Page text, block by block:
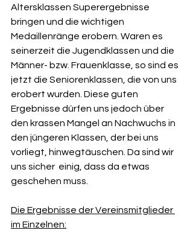
Altersklassen Superergebnisse
bringen und die wichtigen
Medaillenränge erobern. Waren es
seinerzeit die Jugendklassen und die
Männer- bzw. Frauenklasse, so sind es
jetzt die Seniorenklassen, die von uns
erobert wurden. Diese guten
Ergebnisse dürfen uns jedoch über
den krassen Mangel an Nachwuchs in
den jüngeren Klassen, der bei uns
vorliegt, hinwegtäuschen. Da sind wir
uns sicher  einig, dass da etwas
geschehen muss.
Die Ergebnisse der Vereinsmitglieder
im Einzelnen: